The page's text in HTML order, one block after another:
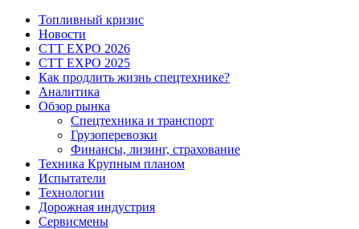
Топливный кризис
Новости
CTT EXPO 2026
CTT EXPO 2025
Как продлить жизнь спецтехнике?
Аналитика
Обзор рынка
Спецтехника и транспорт
Грузоперевозки
Финансы, лизинг, страхование
Техника Крупным планом
Испытатели
Технологии
Дорожная индустрия
Сервисмены